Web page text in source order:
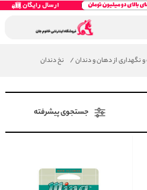
و نگهداری از دهان و دندان/ نخ دندان
جستجوی پیشرفته